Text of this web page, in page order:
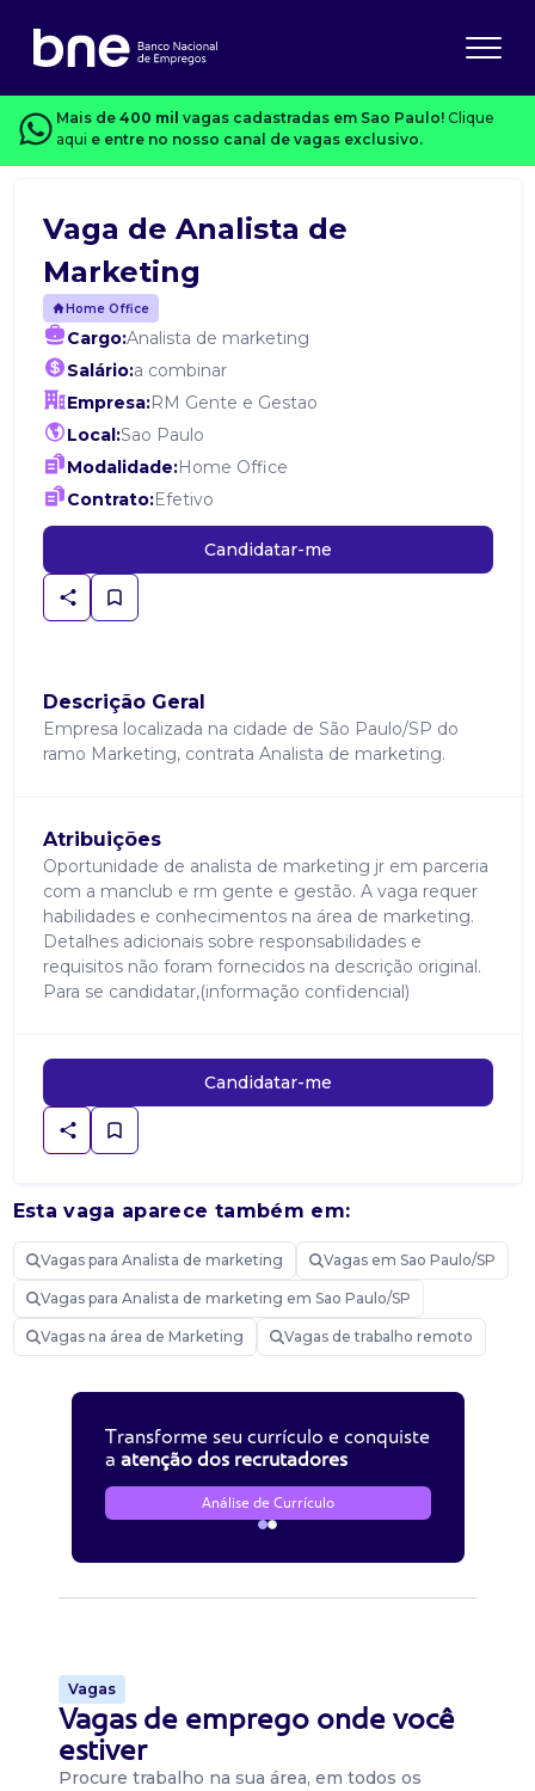
Mais de 400 mil vagas cadastradas em Sao Paulo! Clique
aqui e entre no nosso canal de vagas exclusivo.
Vaga de Analista de
Marketing
Home Office
Cargo:Analista de marketing
Salário:a combinar
Empresa:RM Gente e Gestao
Local:Sao Paulo
Modalidade:Home Office
Contrato:Efetivo
Candidatar-me
Descrição Geral
Empresa localizada na cidade de São Paulo/SP do
ramo Marketing, contrata Analista de marketing.
Atribuições
Oportunidade de analista de marketing jr em parceria
com a manclub e rm gente e gestão. A vaga requer
habilidades e conhecimentos na área de marketing.
Detalhes adicionais sobre responsabilidades e
requisitos não foram fornecidos na descrição original.
Para se candidatar,(informação confidencial)
Candidatar-me
Esta vaga aparece também em:
Vagas para Analista de marketing Vagas em Sao Paulo/SP
Vagas para Analista de marketing em Sao Paulo/SP
Vagas na área de Marketing Vagas de trabalho remoto
Transforme seu currículo e conquiste
a atenção dos recrutadores
Análise de Currículo
Vagas
Vagas de emprego onde você
estiver
Procure trabalho na sua área, em todos os